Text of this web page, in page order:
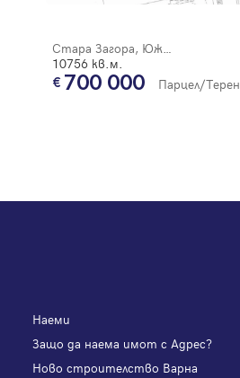
Стара Загора, Южна дъга
10756 кв.м.
700 000 Парцел/Терен
Наеми
Защо да наема имот с Адрес?
Ново строителство Варна